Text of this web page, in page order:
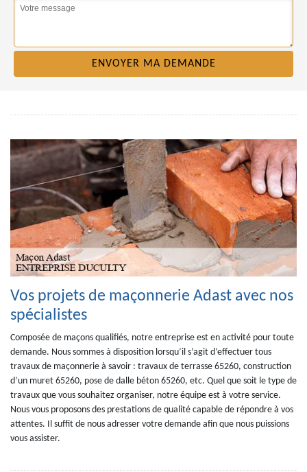
Vos projets de maçonnerie Adast avec nos
spécialistes
Composée de maçons qualifiés, notre entreprise est en activité pour toute
demande. Nous sommes à disposition lorsqu’il s’agit d’effectuer tous
travaux de maçonnerie à savoir : travaux de terrasse 65260, construction
d’un muret 65260, pose de dalle béton 65260, etc. Quel que soit le type de
travaux que vous souhaitez organiser, notre équipe est à votre service.
Nous vous proposons des prestations de qualité capable de répondre à vos
attentes. Il suffit de nous adresser votre demande afin que nous puissions
vous assister.